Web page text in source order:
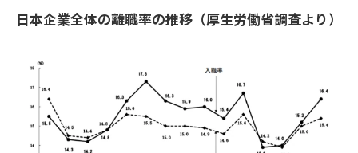
日本企業全体の離職率の推移（厚生労働省調査より）